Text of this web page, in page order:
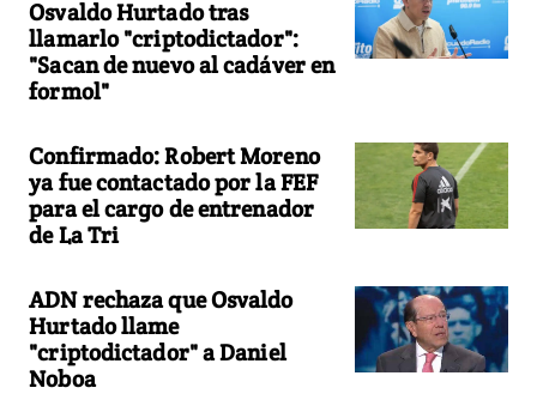
Osvaldo Hurtado tras
llamarlo "criptodictador":
"Sacan de nuevo al cadáver en
formol"
Confirmado: Robert Moreno
ya fue contactado por la FEF
para el cargo de entrenador
de La Tri
ADN rechaza que Osvaldo
Hurtado llame
"criptodictador" a Daniel
Noboa